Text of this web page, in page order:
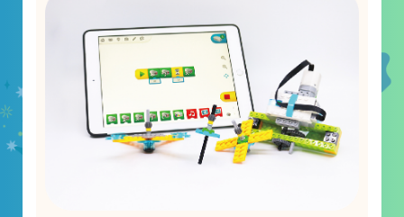
職場体験・実習・CST
職場体験について
博物館実習について
山梨大学CSTの受講者の方へ